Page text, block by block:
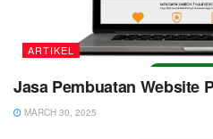
ARTIKEL
Jasa Pembuatan Website
MARCH 30, 2025